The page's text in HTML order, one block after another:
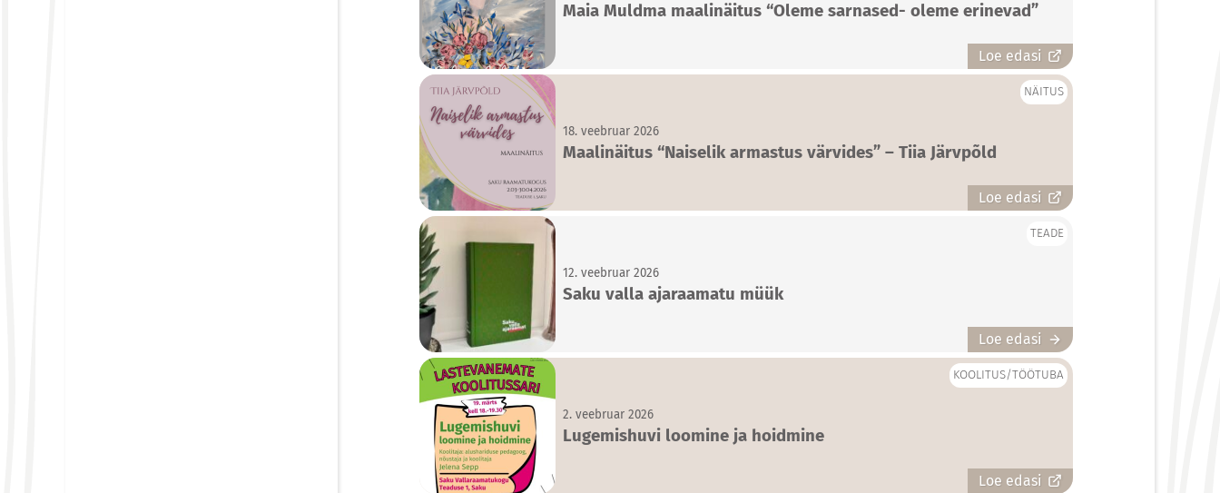
Maia Muldma maalinäitus “Oleme sarnased- oleme erinevad”
Loe edasi
NÄITUS
18. veebruar 2026
Maalinäitus “Naiselik armastus värvides” – Tiia Järvpõld
Loe edasi
TEADE
12. veebruar 2026
Saku valla ajaraamatu müük
Loe edasi
KOOLITUS/TÖÖTUBA
2. veebruar 2026
Lugemishuvi loomine ja hoidmine
Loe edasi